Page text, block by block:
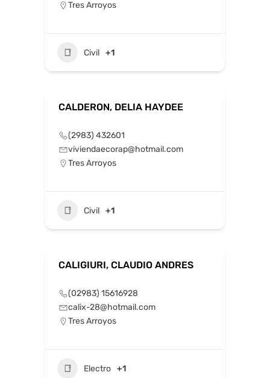
Tres Arroyos
Civil +1
CALDERON, DELIA HAYDEE
(2983) 432601
viviendaecorap@hotmail.com
Tres Arroyos
Civil +1
CALIGIURI, CLAUDIO ANDRES
(02983) 15616928
calix-28@hotmail.com
Tres Arroyos
Electro +1